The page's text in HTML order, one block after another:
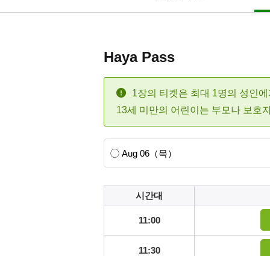
Haya Pass
1장의 티켓은 최대 1명의 성인
13세 미만의 어린이는 부모나 보호
시간대
11:00
11:30